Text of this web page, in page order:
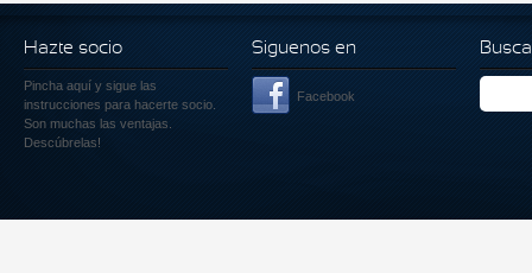
Hazte socio
Pincha aquí y sigue las
instrucciones para hacerte socio.
Son muchas las ventajas.
Descúbrelas!
Siguenos en
Facebook